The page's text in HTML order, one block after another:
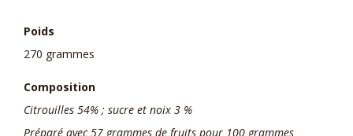
Poids
270 grammes
Composition
Citrouilles 54% ; sucre et noix 3 %
Préparé avec 57 grammes de fruits pour 100 grammes